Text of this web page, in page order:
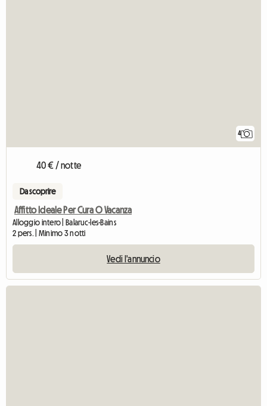
4
40 € / notte
Da scoprire
Affitto Ideale Per Cura O Vacanza
Alloggio intero | Balaruc-les-Bains
2 pers. | Minimo 3 notti
Vedi l'annuncio